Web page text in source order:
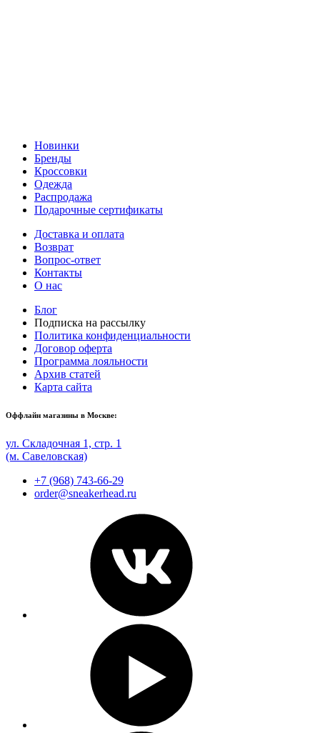
Новинки
Бренды
Кроссовки
Одежда
Распродажа
Подарочные сертификаты
Доставка и оплата
Возврат
Вопрос-ответ
Контакты
О нас
Блог
Подписка на рассылку
Политика конфиденциальности
Договор оферта
Программа лояльности
Архив статей
Карта сайта
Оффлайн магазины в Москве:
ул. Складочная 1, стр. 1
(м. Савеловская)
+7 (968) 743-66-29
order@sneakerhead.ru